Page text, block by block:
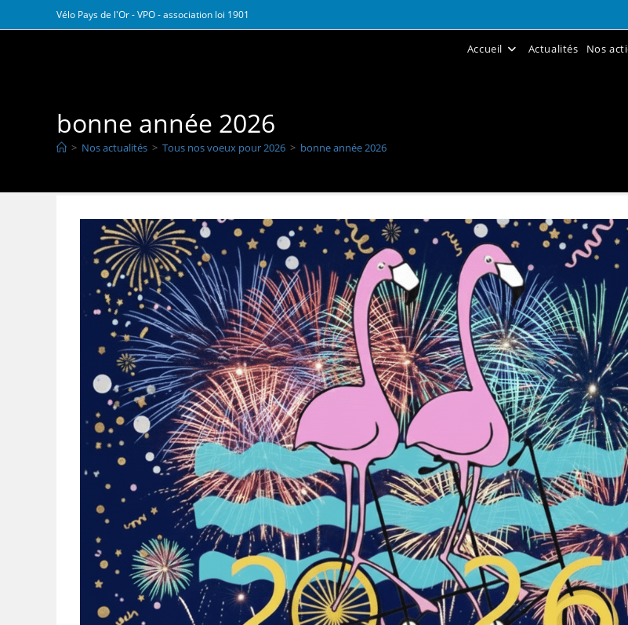
Vélo Pays de l'Or - VPO - association loi 1901
Accueil Actualités Nos
bonne année 2026
> Nos actualités > Tous nos voeux pour 2026 > bonne année 2026